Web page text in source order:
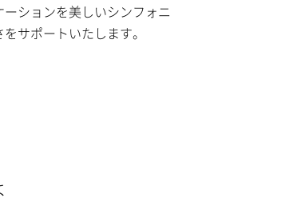
ションを美しいシンフォニ
サポートいたします。